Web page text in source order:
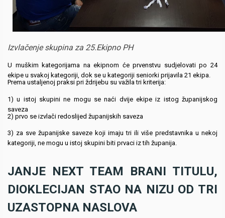
Izvlačenje skupina za 25.Ekipno PH
U muškim kategorijama na ekipnom će prvenstvu sudjelovati po 24
ekipe u svakoj kategoriji, dok se u kategoriji seniorki prijavila 21 ekipa.
Prema ustaljenoj praksi pri ždrijebu su važila tri kriterija:
1) u istoj skupini ne mogu se naći dvije ekipe iz istog županijskog
saveza
2) prvo se izvlači redoslijed županijskih saveza
3) za sve županijske saveze koji imaju tri ili više predstavnika u nekoj
kategoriji, ne mogu u istoj skupini biti prvaci iz tih županija.
JANJE NEXT TEAM BRANI TITULU,
DIOKLECIJAN STAO NA NIZU OD TRI
UZASTOPNA NASLOVA